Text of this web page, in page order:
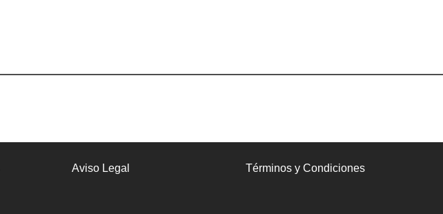
Aviso Legal Términos y Condiciones